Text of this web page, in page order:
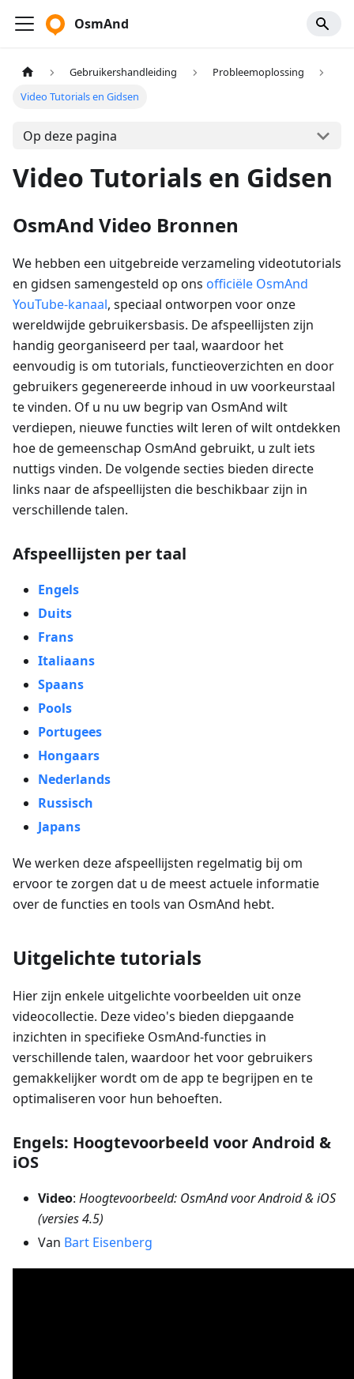
OsmAnd
Gebruikershandleiding
Probleemoplossing
Video Tutorials en Gidsen
Op deze pagina
Video Tutorials en Gidsen
OsmAnd Video Bronnen
We hebben een uitgebreide verzameling videotutorials
en gidsen samengesteld op ons officiële OsmAnd
YouTube-kanaal, speciaal ontworpen voor onze
wereldwijde gebruikersbasis. De afspeellijsten zijn
handig georganiseerd per taal, waardoor het
eenvoudig is om tutorials, functieoverzichten en door
gebruikers gegenereerde inhoud in uw voorkeurstaal
te vinden. Of u nu uw begrip van OsmAnd wilt
verdiepen, nieuwe functies wilt leren of wilt ontdekken
hoe de gemeenschap OsmAnd gebruikt, u zult iets
nuttigs vinden. De volgende secties bieden directe
links naar de afspeellijsten die beschikbaar zijn in
verschillende talen.
Afspeellijsten per taal
Engels
Duits
Frans
Italiaans
Spaans
Pools
Portugees
Hongaars
Nederlands
Russisch
Japans
We werken deze afspeellijsten regelmatig bij om
ervoor te zorgen dat u de meest actuele informatie
over de functies en tools van OsmAnd hebt.
Uitgelichte tutorials
Hier zijn enkele uitgelichte voorbeelden uit onze
videocollectie. Deze video's bieden diepgaande
inzichten in specifieke OsmAnd-functies in
verschillende talen, waardoor het voor gebruikers
gemakkelijker wordt om de app te begrijpen en te
optimaliseren voor hun behoeften.
Engels: Hoogtevoorbeeld voor Android &
iOS
Video: Hoogtevoorbeeld: OsmAnd voor Android & iOS
(versies 4.5)
Van Bart Eisenberg